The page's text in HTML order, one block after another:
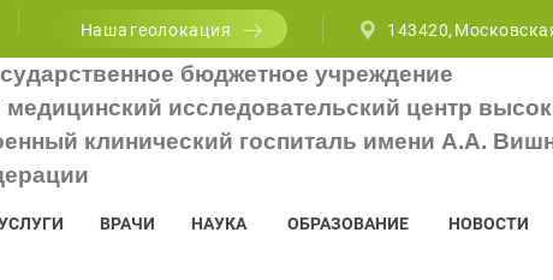
Наша геолокация 143420,
бюджетное учреждение
исследовательский центр
клинический госпиталь имени А.А.
ВРАЧИ НАУКА ОБРАЗОВАНИЕ НОВОСТИ